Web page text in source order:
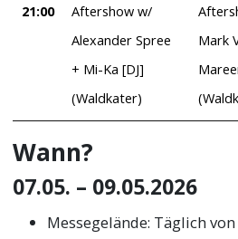
21:00
Aftershow w/
Alexander Spree
+ Mi-Ka [DJ]
(Waldkater)
Mark
Wann?
07.05. – 09.05.2026
Messegelände: Täglich